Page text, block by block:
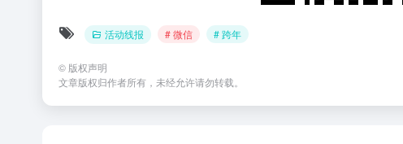
活动线报 # 微信 # 跨年
© 版权声明
文章版权归作者所有，未经允许请勿转载。